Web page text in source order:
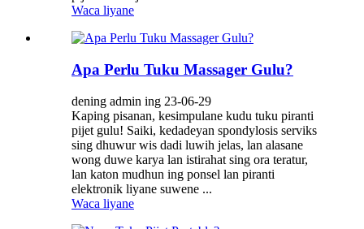
Waca liyane
Apa Perlu Tuku Massager Gulu?
dening admin ing 23-06-29
Kaping pisanan, kesimpulane kudu tuku piranti
pijet gulu! Saiki, kedadeyan spondylosis serviks
sing dhuwur wis dadi luwih jelas, lan alasane
wong duwe karya lan istirahat sing ora teratur,
lan katon mudhun ing ponsel lan piranti
elektronik liyane suwene ...
Waca liyane